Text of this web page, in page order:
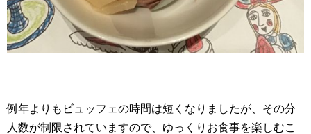
例年よりもビュッフェの時間は短くなりましたが、その分
人数が制限されていますので、ゆっくりお食事を楽しむこ